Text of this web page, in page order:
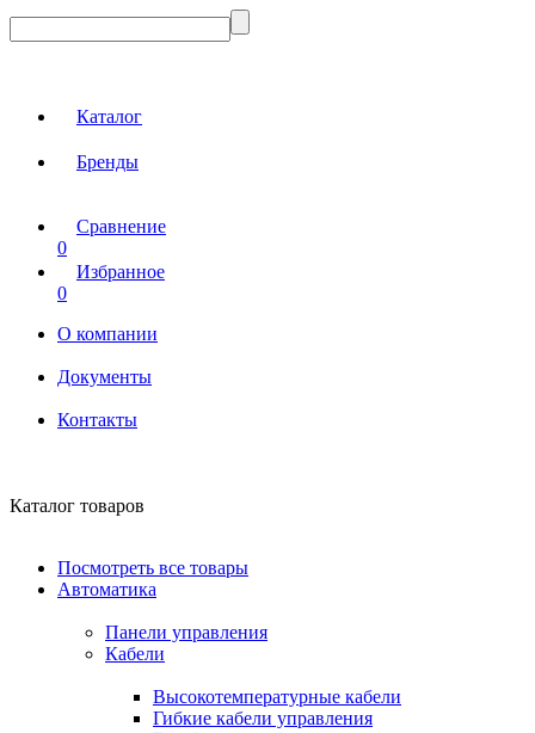
Каталог
Бренды
Сравнение
0
Избранное
0
О компании
Документы
Контакты
Каталог товаров
Посмотреть все товары
Автоматика
Панели управления
Кабели
Высокотемпературные кабели
Гибкие кабели управления